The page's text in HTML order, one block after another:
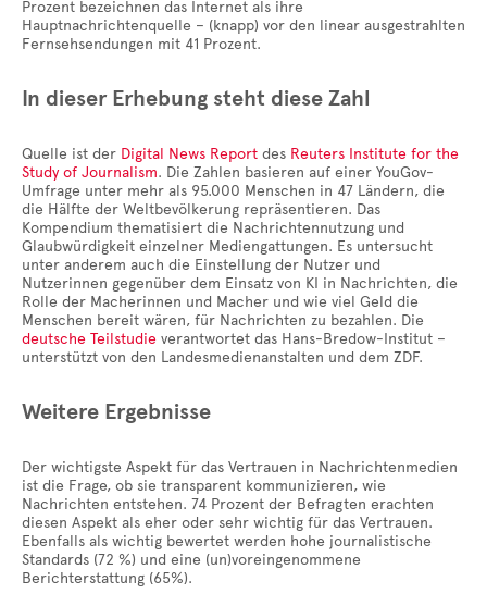
Prozent bezeichnen das Internet als ihre
Hauptnachrichtenquelle – (knapp) vor den linear ausgestrahlten
Fernsehsendungen mit 41 Prozent.
In dieser Erhebung steht diese Zahl
Quelle ist der Digital News Report des Reuters Institute for the
Study of Journalism. Die Zahlen basieren auf einer YouGov-
Umfrage unter mehr als 95.000 Menschen in 47 Ländern, die
die Hälfte der Weltbevölkerung repräsentieren. Das
Kompendium thematisiert die Nachrichtennutzung und
Glaubwürdigkeit einzelner Mediengattungen. Es untersucht
unter anderem auch die Einstellung der Nutzer und
Nutzerinnen gegenüber dem Einsatz von KI in Nachrichten, die
Rolle der Macherinnen und Macher und wie viel Geld die
Menschen bereit wären, für Nachrichten zu bezahlen. Die
deutsche Teilstudie verantwortet das Hans-Bredow-Institut –
unterstützt von den Landesmedienanstalten und dem ZDF.
Weitere Ergebnisse
Der wichtigste Aspekt für das Vertrauen in Nachrichtenmedien
ist die Frage, ob sie transparent kommunizieren, wie
Nachrichten entstehen. 74 Prozent der Befragten erachten
diesen Aspekt als eher oder sehr wichtig für das Vertrauen.
Ebenfalls als wichtig bewertet werden hohe journalistische
Standards (72 %) und eine (un)voreingenommene
Berichterstattung (65%).